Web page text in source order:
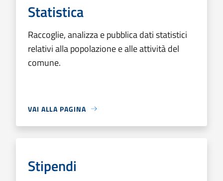
Statistica
Raccoglie, analizza e pubblica dati statistici
relativi alla popolazione e alle attività del
comune.
VAI ALLA PAGINA
Stipendi